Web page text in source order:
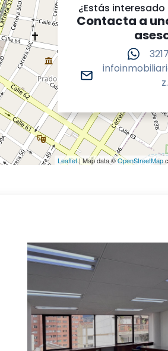
Leaflet| Map data ©OpenStreetMap
¿Estás
Contacta a